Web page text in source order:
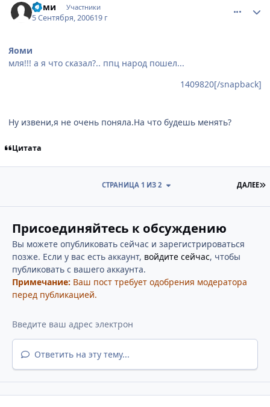
Яоми Участники
5 Сентября, 200619 г
Яоми
мля!!! а я что сказал?.. ппц народ пошел...
1409820[/snapback]
Ну извени,я не очень поняла.На что будешь менять?
Цитата
ДАЛЕЕ
СТРАНИЦА 1 ИЗ 2
Присоединяйтесь к обсуждению
Вы можете опубликовать сейчас и зарегистрироваться
позже. Если у вас есть аккаунт, войдите сейчас, чтобы
публиковать с вашего аккаунта.
Примечание: Ваш пост требует одобрения модератора
перед публикацией.
Ответить на эту тему...